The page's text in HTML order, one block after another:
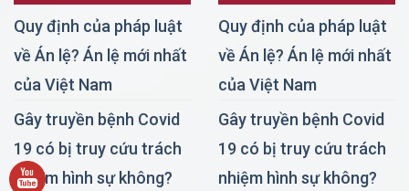
Quy định của pháp luật
về Án lệ? Án lệ mới nhất
của Việt Nam
Gây truyền bệnh Covid
19 có bị truy cứu trách
nhiệm hình sự không?
Quy định của pháp luật
về Án lệ? Án lệ mới nhất
của Việt Nam
Gây truyền bệnh Covid
19 có bị truy cứu trách
nhiệm hình sự không?